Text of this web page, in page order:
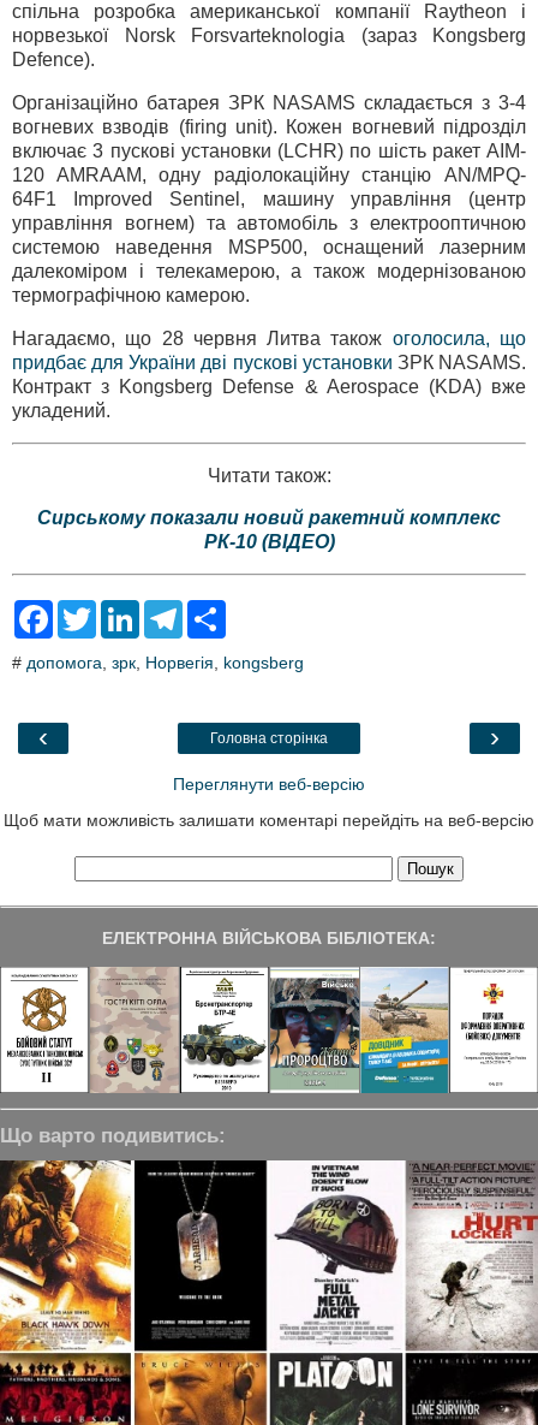
спільна розробка американської компанії Raytheon і
норвезької Norsk Forsvarteknologia (зараз Kongsberg
Defence).
Організаційно батарея ЗРК NASAMS складається з 3-4
вогневих взводів (firing unit). Кожен вогневий підрозділ
включає 3 пускові установки (LCHR) по шість ракет AIM-
120 AMRAAM, одну радіолокаційну станцію AN/MPQ-
64F1 Improved Sentinel, машину управління (центр
управління вогнем) та автомобіль з електрооптичною
системою наведення MSP500, оснащений лазерним
далекоміром і телекамерою, а також модернізованою
термографічною камерою.
Нагадаємо, що 28 червня Литва також оголосила, що
придбає для України дві пускові установки ЗРК NASAMS.
Контракт з Kongsberg Defense & Aerospace (KDA) вже
укладений.
Читати також:
Сирському показали новий ракетний комплекс
РК-10 (ВІДЕО)
F
e
o
T
t
L
k
T
e
a
r
# допомога, зрк, Норвегія, kongsberg
‹ ›
Головна сторінка
Переглянути веб-версію
Щоб мати можливість залишати коментарі перейдіть на веб-версію
ЕЛЕКТРОННА ВІЙСЬКОВА БІБЛІОТЕКА:
Що варто подивитись: